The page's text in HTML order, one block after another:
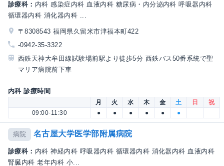
診療科： 内科 感染症内科 血液内科 糖尿病・内分泌内科 呼吸器内科
循環器内科 消化器内科 ...
〒8308543 福岡県久留米市津福本町422
-0942-35-3322
西鉄天神大牟田線試験場前駅より徒歩5分 西鉄バス50番系統で聖
マリア病院前下車
内科 診療時間
月 火 水 木 金 土 日
祝
09:00-11:30
● ● ● ● ● ●
病院 名古屋大学医学部附属病院
診療科： 内科 神経内科 呼吸器内科 循環器内科 消化器内科 血液内科
腎臓内科 老年内科 小...